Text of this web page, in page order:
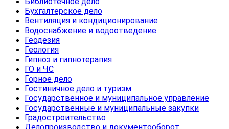
Бухгалтерское дело
Вентиляция и кондиционирование
Водоснабжение и водоотведение
Геодезия
Геология
Гипноз и гипнотерапия
ГО и ЧС
Горное дело
Гостиничное дело и туризм
Государственное и муниципальное управление
Государственные и муниципальные закупки
Градостроительство